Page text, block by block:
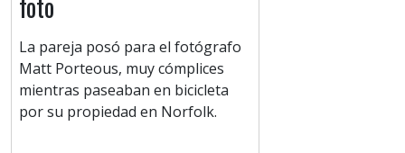
La pareja posó para el fotógrafo
Matt Porteous, muy cómplices
mientras paseaban en bicicleta
por su propiedad en Norfolk.